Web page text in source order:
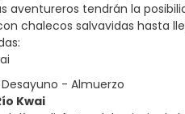
aventureros tendrán la
chalecos salvavidas hasta
- Almuerzo
Kwai